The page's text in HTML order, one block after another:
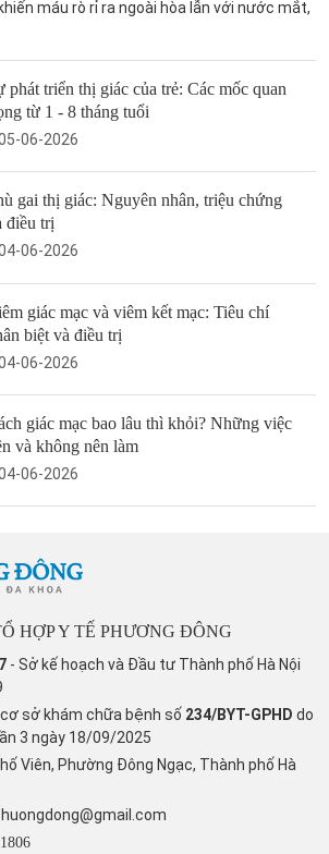
máu rò rỉ ra ngoài hòa lẫn với nước mắt,
phát triển thị giác của trẻ: Các mốc quan
từ 1 - 8 tháng tuổi
06-2026
gai thị giác: Nguyên nhân, triệu chứng
điều trị
06-2026
giác mạc và viêm kết mạc: Tiêu chí
biệt và điều trị
06-2026
giác mạc bao lâu thì khỏi? Những việc
và không nên làm
06-2026
HỢP Y TẾ PHƯƠNG ĐÔNG
- Sở kế hoạch và Đầu tư Thành phố Hà Nội
sở khám chữa bệnh số 234/BYT-GPHD do
3 ngày 18/09/2025
Viên, Phường Đông Ngạc, Thành phố Hà